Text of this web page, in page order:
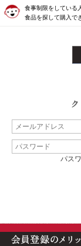
食事制限をしている
食品を探して購入で
パス